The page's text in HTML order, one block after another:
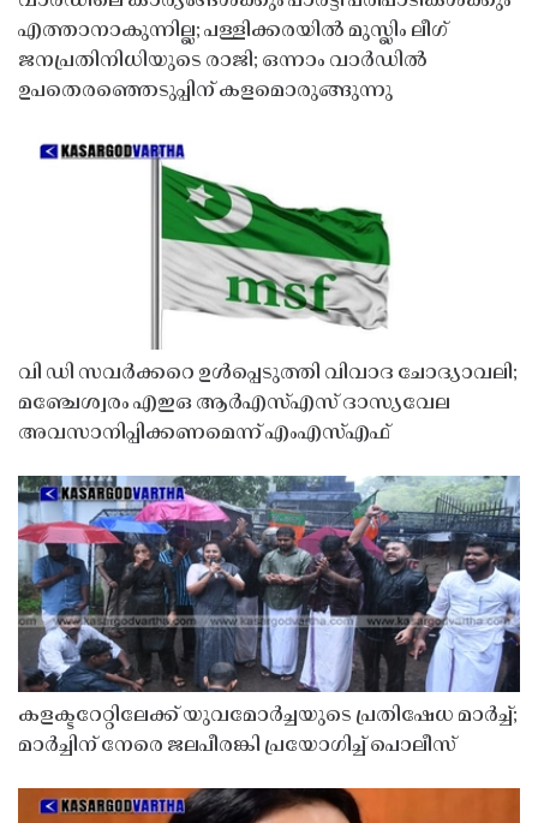
എത്താനാകുന്നില്ല; പള്ളിക്കരയിൽ മുസ്ലിം ലീഗ്
ജനപ്രതിനിധിയുടെ രാജി; ഒന്നാം വാർഡിൽ
ഉപതെരഞ്ഞെടുപ്പിന് കളമൊരുങ്ങുന്നു
വി ഡി സവർക്കറെ ഉൾപ്പെടുത്തി വിവാദ ചോദ്യാവലി;
മഞ്ചേശ്വരം എഇഒ ആർഎസ്എസ് ദാസ്യവേല
അവസാനിപ്പിക്കണമെന്ന് എംഎസ്എഫ്
കളക്ടറേറ്റിലേക്ക് യുവമോർച്ചയുടെ പ്രതിഷേധ മാർച്ച്;
മാർച്ചിന് നേരെ ജലപീരങ്കി പ്രയോഗിച്ച് പൊലീസ്